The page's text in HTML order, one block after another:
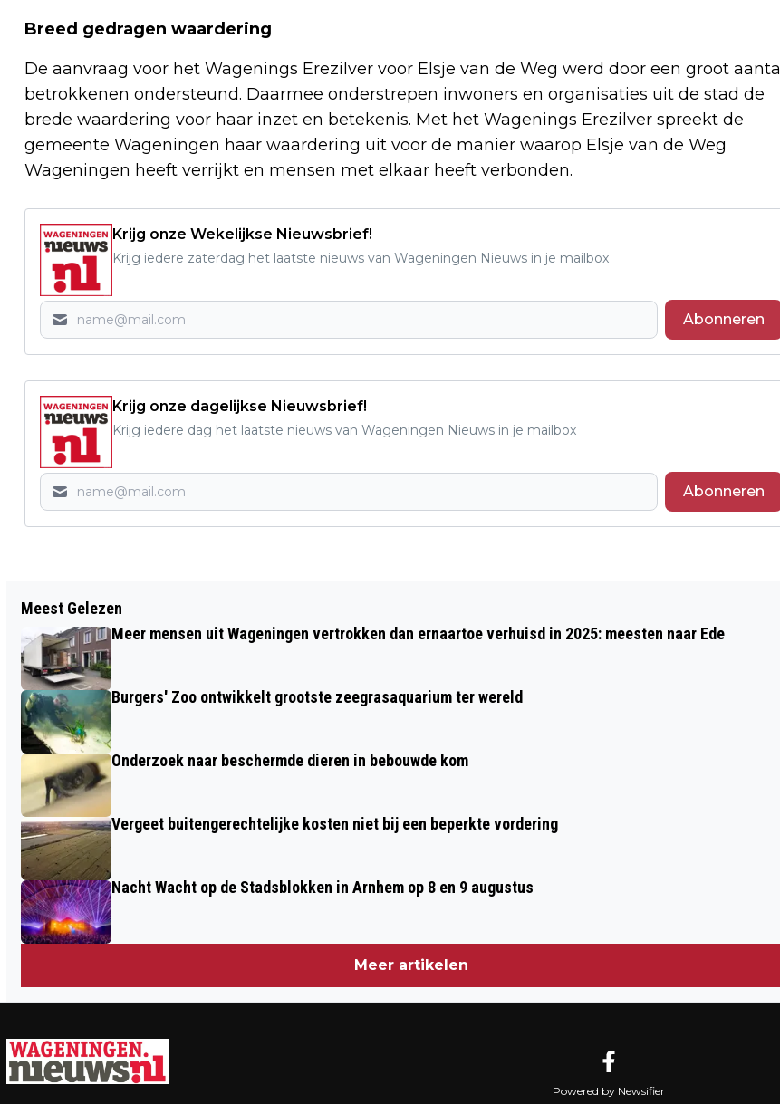
Breed gedragen waardering
De aanvraag voor het Wagenings Erezilver voor Elsje van de Weg werd door een groot aantal
betrokkenen ondersteund. Daarmee onderstrepen inwoners en organisaties uit de stad de
brede waardering voor haar inzet en betekenis. Met het Wagenings Erezilver spreekt de
gemeente Wageningen haar waardering uit voor de manier waarop Elsje van de Weg
Wageningen heeft verrijkt en mensen met elkaar heeft verbonden.
Krijg onze Wekelijkse Nieuwsbrief!
Krijg iedere zaterdag het laatste nieuws van Wageningen Nieuws in je mailbox
Abonneren
Krijg onze dagelijkse Nieuwsbrief!
Krijg iedere dag het laatste nieuws van Wageningen Nieuws in je mailbox
Abonneren
ADVIES INFORMATEUR OVER
SAMENSTELLING COALITIE
WAGENINGEN
BEVER OP EERSTE PAASDAG
Meest Gelezen
Meer mensen uit Wageningen vertrokken dan ernaartoe verhuisd in 2025: meesten naar Ede
Burgers' Zoo ontwikkelt grootste zeegrasaquarium ter wereld
Onderzoek naar beschermde dieren in bebouwde kom
Vergeet buitengerechtelijke kosten niet bij een beperkte vordering
Nacht Wacht op de Stadsblokken in Arnhem op 8 en 9 augustus
Meer artikelen
Powered by Newsifier